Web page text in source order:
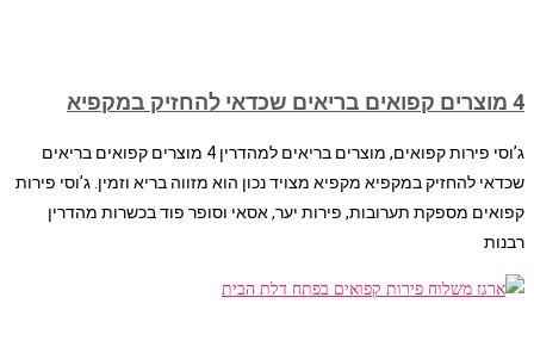
4 מוצרים קפואים בריאים שכדאי להחזיק במקפיא
ג’וסי פירות קפואים, מוצרים בריאים למהדרין 4 מוצרים קפואים בריאים
שכדאי להחזיק במקפיא מקפיא מצויד נכון הוא מזווה בריא וזמין. ג’וסי פירות
קפואים מספקת תערובות, פירות יער, אסאי וסופר פוד בכשרות מהדרין
רבנות